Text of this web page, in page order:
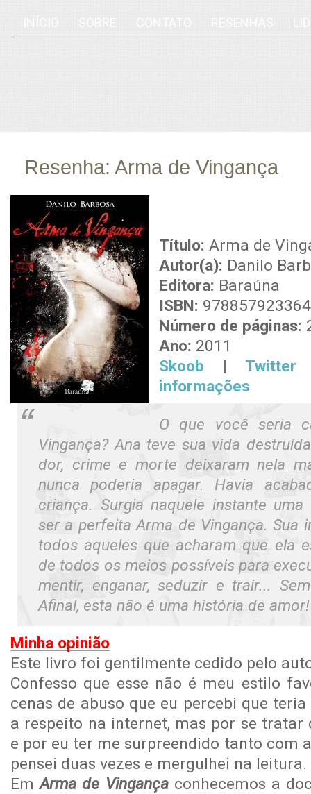
Resenha: Arma de Vingança
Título: Arma de
Autor(a): Danilo
Editora: Baraúna
ISBN:
Número de páginas:
Ano: 2011
Skoob |
informações
O que você seria
Vingança? Ana teve sua vida
dor, crime e morte deixaram nela
nunca poderia apagar. Havia
criança. Surgia naquele instante
ser a perfeita Arma de Vingança. Sua
todos aqueles que acharam que ela
de todos os meios possíveis para
mentir, enganar, seduzir e trair...
Afinal, esta não é uma história de amor!
Minha opinião
Este livro foi gentilmente cedido pelo
Confesso que esse não é meu estilo
cenas de abuso que eu percebi que
a respeito na internet, mas por se
e por eu ter me surpreendido tanto com
pensei duas vezes e mergulhei na leitura.
EmArma de Vingançaconhecemos a